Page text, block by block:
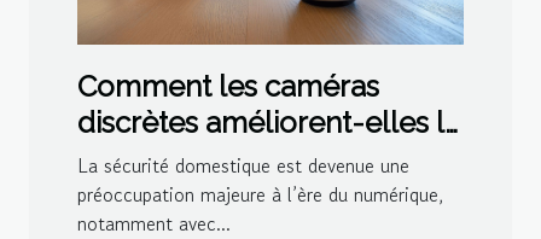
Comment les caméras
discrètes améliorent-elles la
sécurité domestique ?
La sécurité domestique est devenue une
préoccupation majeure à l’ère du numérique,
notamment avec...